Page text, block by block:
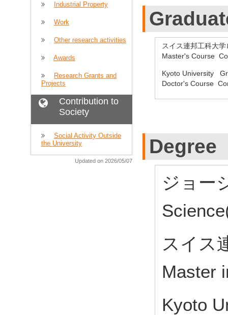
Industrial Property
Work
Other research activities
Awards
Research Grants and
Projects
Contribution to
Society
Social Activity Outside
the University
Updated on 2026/05/07
スイス連邦工科大
Master's Course
Kyoto University
Doctor's Course
Degree
ジョー
スイス
Master
Kyoto